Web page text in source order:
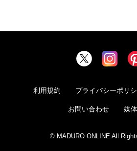
利用規約 プライバシーポリ
お問い合わせ 媒
© MADURO ONLINE All